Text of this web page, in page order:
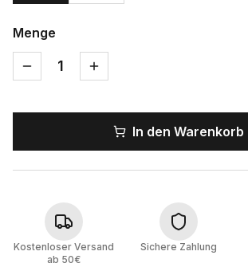
Menge
1
In den Warenkorb
Kostenloser Versand
ab 50€
Sichere Zahlung